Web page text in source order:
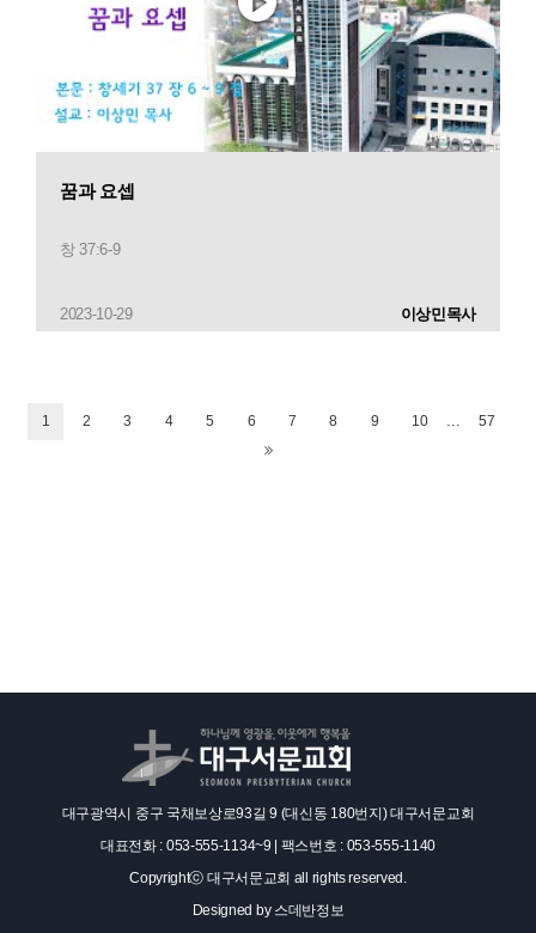
꿈과 요셉
창 37:6-9
2023-10-29 이상민목사
1 2 3 4 5 6 7 8 9 10 ... 57
대구광역시 중구 국채보상로93길 9 (대신동 180번지) 대구서문교회
대표전화 : 053-555-1134~9 | 팩스번호 : 053-555-1140
Copyrightⓒ 대구서문교회 all rights reserved.
Designed by 스데반정보